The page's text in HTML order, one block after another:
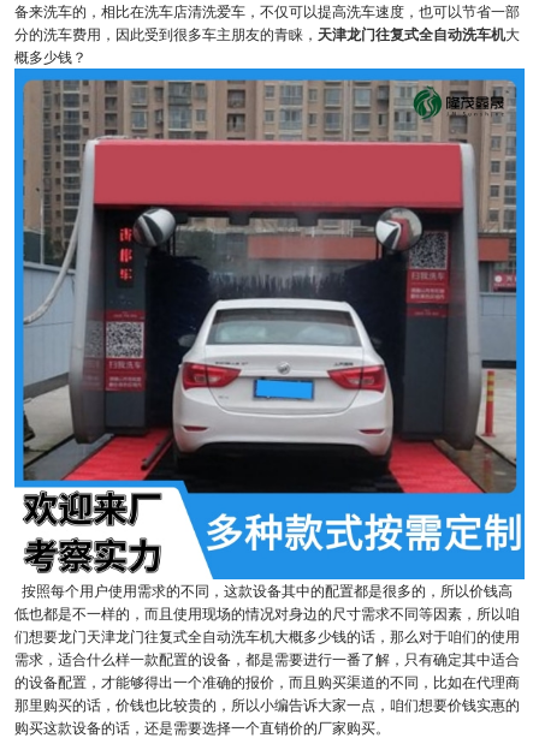
备来洗车的，相比在洗车店清洗爱车，不仅可以提高洗车速度，也可以节省一部
分的洗车费用，因此受到很多车主朋友的青睐， 天津龙门往复式全自动洗车机大
概多少钱？
按照每个用户使用需求的不同，这款设备其中的配置都是很多的，所以价钱高
低也都是不一样的，而且使用现场的情况对身边的尺寸需求不同等因素，所以咱
们想要龙门天津龙门往复式全自动洗车机大概多少钱的话，那么对于咱们的使用
需求，适合什么样一款配置的设备，都是需要进行一番了解，只有确定其中适合
的设备配置，才能够得出一个准确的报价，而且购买渠道的不同，比如在代理商
那里购买的话，价钱也比较贵的，所以小编告诉大家一点，咱们想要价钱实惠的
购买这款设备的话，还是需要选择一个直销价的厂家购买。